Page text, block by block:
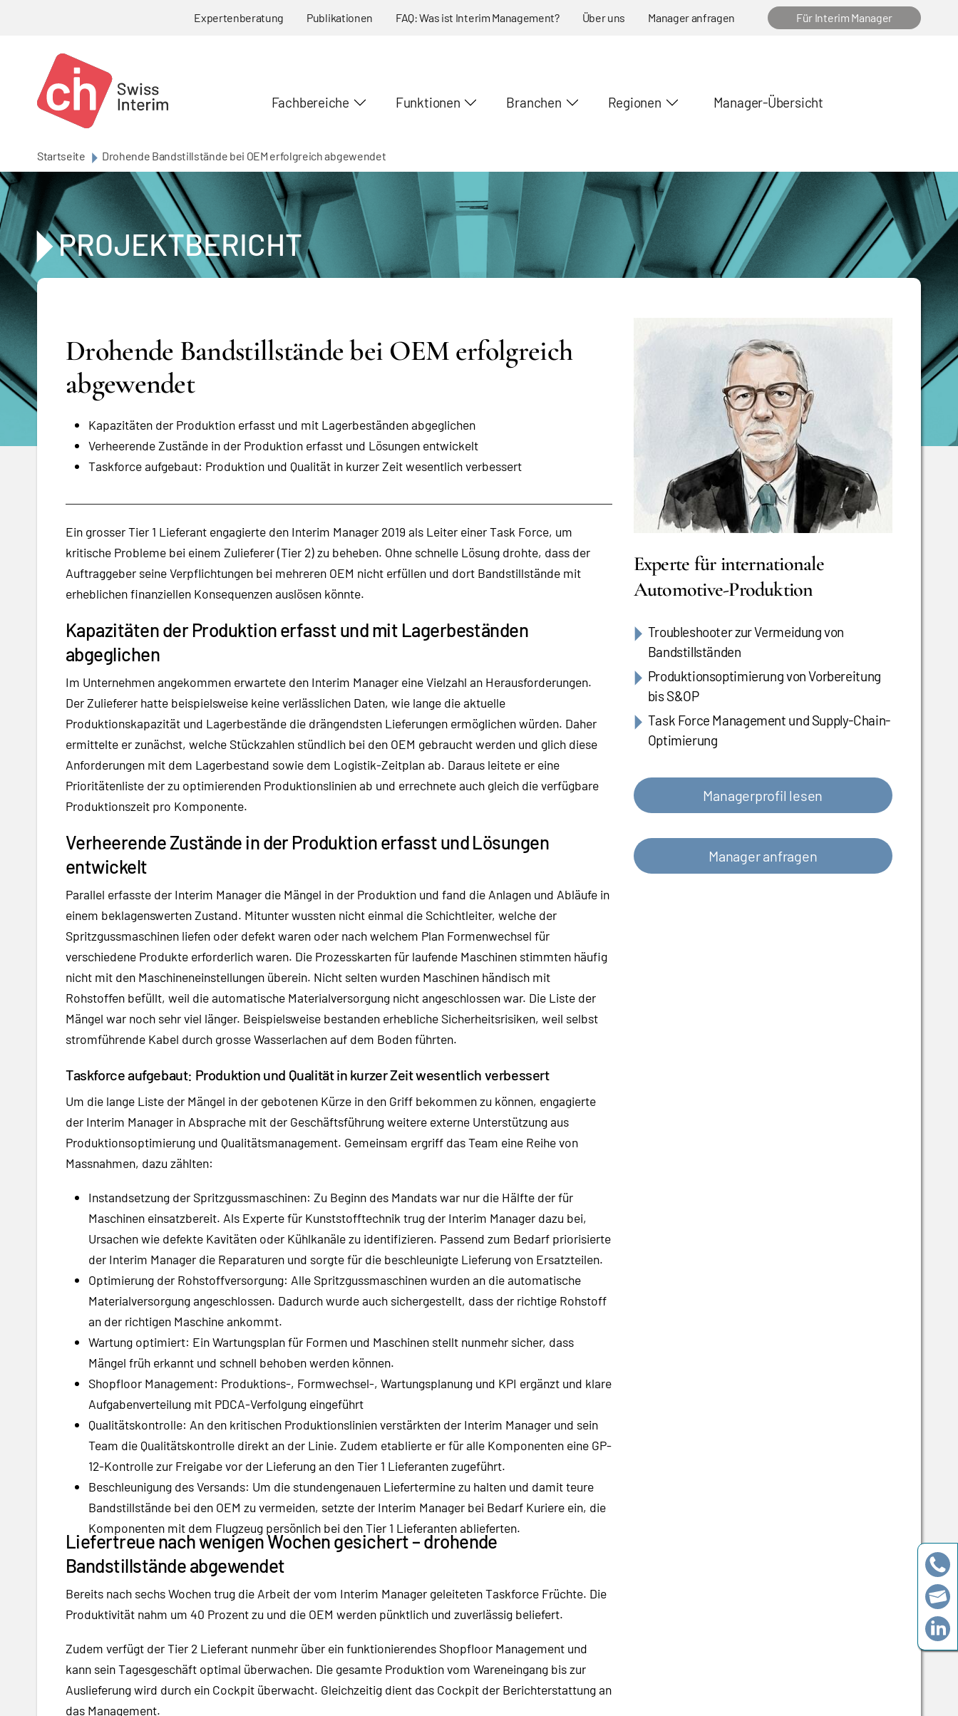
Expertenberatung Publikationen FAQ: Was ist Interim Management? Über uns Manager anfragen Für Interim Manager
Fachbereiche Funktionen Branchen Regionen Manager-Übersicht
Startseite Drohende Bandstillstände bei OEM erfolgreich abgewendet
PROJEKTBERICHT
Drohende Bandstillstände bei OEM erfolgreich
abgewendet
Kapazitäten der Produktion erfasst und mit Lagerbeständen abgeglichen
Verheerende Zustände in der Produktion erfasst und Lösungen entwickelt
Taskforce aufgebaut: Produktion und Qualität in kurzer Zeit wesentlich verbessert
Ein grosser Tier 1 Lieferant engagierte den Interim Manager 2019 als Leiter einer Task Force, um
kritische Probleme bei einem Zulieferer (Tier 2) zu beheben. Ohne schnelle Lösung drohte, dass der
Auftraggeber seine Verpflichtungen bei mehreren OEM nicht erfüllen und dort Bandstillstände mit
erheblichen finanziellen Konsequenzen auslösen könnte.
Kapazitäten der Produktion erfasst und mit Lagerbeständen
abgeglichen
Im Unternehmen angekommen erwartete den Interim Manager eine Vielzahl an Herausforderungen.
Der Zulieferer hatte beispielsweise keine verlässlichen Daten, wie lange die aktuelle
Produktionskapazität und Lagerbestände die drängendsten Lieferungen ermöglichen würden. Daher
ermittelte er zunächst, welche Stückzahlen stündlich bei den OEM gebraucht werden und glich diese
Anforderungen mit dem Lagerbestand sowie dem Logistik-Zeitplan ab. Daraus leitete er eine
Prioritätenliste der zu optimierenden Produktionslinien ab und errechnete auch gleich die verfügbare
Produktionszeit pro Komponente.
Verheerende Zustände in der Produktion erfasst und Lösungen
entwickelt
Parallel erfasste der Interim Manager die Mängel in der Produktion und fand die Anlagen und Abläufe in
einem beklagenswerten Zustand. Mitunter wussten nicht einmal die Schichtleiter, welche der
Spritzgussmaschinen liefen oder defekt waren oder nach welchem Plan Formenwechsel für
verschiedene Produkte erforderlich waren. Die Prozesskarten für laufende Maschinen stimmten häufig
nicht mit den Maschineneinstellungen überein. Nicht selten wurden Maschinen händisch mit
Rohstoffen befüllt, weil die automatische Materialversorgung nicht angeschlossen war. Die Liste der
Mängel war noch sehr viel länger. Beispielsweise bestanden erhebliche Sicherheitsrisiken, weil selbst
stromführende Kabel durch grosse Wasserlachen auf dem Boden führten.
Taskforce aufgebaut: Produktion und Qualität in kurzer Zeit wesentlich verbessert
Um die lange Liste der Mängel in der gebotenen Kürze in den Griff bekommen zu können, engagierte
der Interim Manager in Absprache mit der Geschäftsführung weitere externe Unterstützung aus
Produktionsoptimierung und Qualitätsmanagement. Gemeinsam ergriff das Team eine Reihe von
Massnahmen, dazu zählten:
Instandsetzung der Spritzgussmaschinen: Zu Beginn des Mandats war nur die Hälfte der für
Maschinen einsatzbereit. Als Experte für Kunststofftechnik trug der Interim Manager dazu bei,
Ursachen wie defekte Kavitäten oder Kühlkanäle zu identifizieren. Passend zum Bedarf priorisierte
der Interim Manager die Reparaturen und sorgte für die beschleunigte Lieferung von Ersatzteilen.
Optimierung der Rohstoffversorgung: Alle Spritzgussmaschinen wurden an die automatische
Materialversorgung angeschlossen. Dadurch wurde auch sichergestellt, dass der richtige Rohstoff
an der richtigen Maschine ankommt.
Wartung optimiert: Ein Wartungsplan für Formen und Maschinen stellt nunmehr sicher, dass
Mängel früh erkannt und schnell behoben werden können.
Shopfloor Management: Produktions-, Formwechsel-, Wartungsplanung und KPI ergänzt und klare
Aufgabenverteilung mit PDCA-Verfolgung eingeführt
Qualitätskontrolle: An den kritischen Produktionslinien verstärkten der Interim Manager und sein
Team die Qualitätskontrolle direkt an der Linie. Zudem etablierte er für alle Komponenten eine GP-
12-Kontrolle zur Freigabe vor der Lieferung an den Tier 1 Lieferanten zugeführt.
Beschleunigung des Versands: Um die stundengenauen Liefertermine zu halten und damit teure
Bandstillstände bei den OEM zu vermeiden, setzte der Interim Manager bei Bedarf Kuriere ein, die
Komponenten mit dem Flugzeug persönlich bei den Tier 1 Lieferanten ablieferten.
Liefertreue nach wenigen Wochen gesichert – drohende
Bandstillstände abgewendet
Bereits nach sechs Wochen trug die Arbeit der vom Interim Manager geleiteten Taskforce Früchte. Die
Produktivität nahm um 40 Prozent zu und die OEM werden pünktlich und zuverlässig beliefert.
Zudem verfügt der Tier 2 Lieferant nunmehr über ein funktionierendes Shopfloor Management und
kann sein Tagesgeschäft optimal überwachen. Die gesamte Produktion vom Wareneingang bis zur
Auslieferung wird durch ein Cockpit überwacht. Gleichzeitig dient das Cockpit der Berichterstattung an
das Management.
Experte für internationale
Automotive-Produktion
Troubleshooter zur Vermeidung von
Bandstillständen
Produktionsoptimierung von Vorbereitung
bis S&OP
Task Force Management und Supply-Chain-
Optimierung
Managerprofil lesen
Manager anfragen